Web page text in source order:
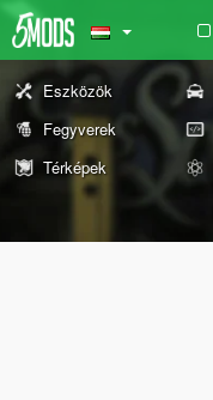
Eszközök
Fegyverek
Térképek